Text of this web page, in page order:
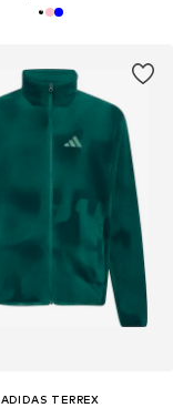
ADIDAS TERREX